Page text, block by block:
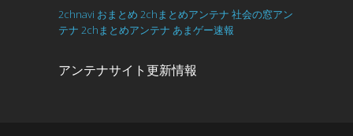
2chnavi おまとめ 2chまとめアンテナ 社会の窓アン
テナ 2chまとめアンテナ あまゲー速報
アンテナサイト更新情報